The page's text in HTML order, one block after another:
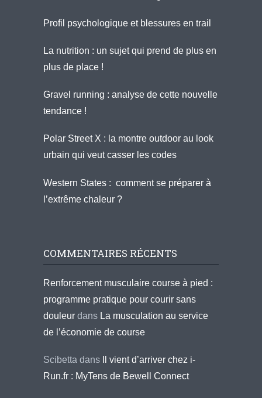
Profil psychologique et blessures en trail
La nutrition : un sujet qui prend de plus en
plus de place !
Gravel running : analyse de cette nouvelle
tendance !
Polar Street X : la montre outdoor au look
urbain qui veut casser les codes
Western States : comment se préparer à
l’extrême chaleur ?
COMMENTAIRES RÉCENTS
Renforcement musculaire course à pied :
programme pratique pour courir sans
douleur dans La musculation au service
de l’économie de course
Scibetta dans
Il vient d’arriver chez i-
Run.fr : MyTens de Bewell Connect